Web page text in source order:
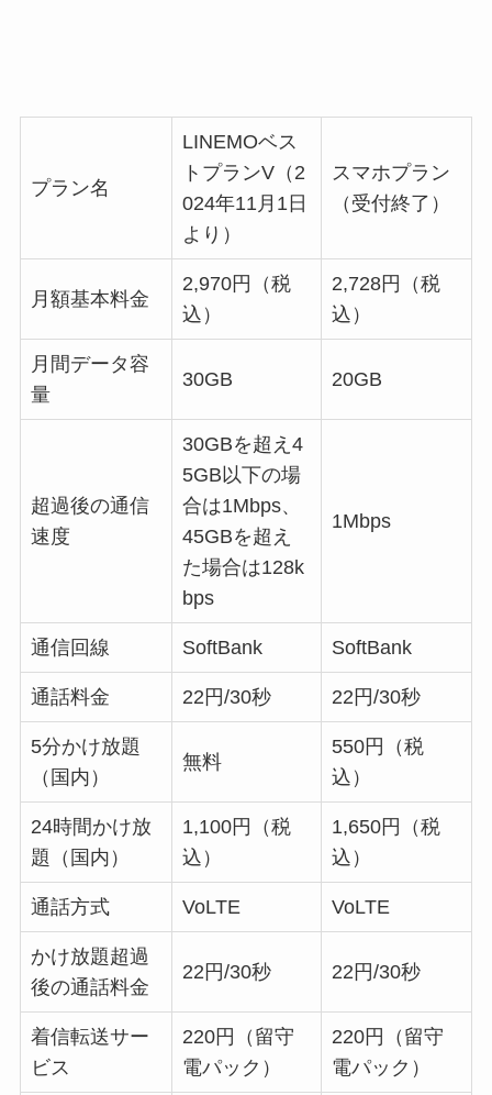
プラン名
LINEMOベス
トプランV（2
024年11月1日
より）
スマホプラン
（受付終了）
月額基本料金
2,970円（税
込）
2,728円（税
込）
月間データ容
量
30GB 20GB
超過後の通信
速度
30GBを超え4
5GB以下の場
合は1Mbps、
45GBを超え
た場合は128k
bps
1Mbps
通信回線 SoftBank SoftBank
通話料金 22円/30秒 22円/30秒
5分かけ放題
（国内）
無料
550円（税
込）
24時間かけ放
題（国内）
1,100円（税
込）
1,650円（税
込）
通話方式 VoLTE VoLTE
かけ放題超過
後の通話料金
22円/30秒 22円/30秒
着信転送サー
ビス
220円（留守
電パック）
220円（留守
電パック）